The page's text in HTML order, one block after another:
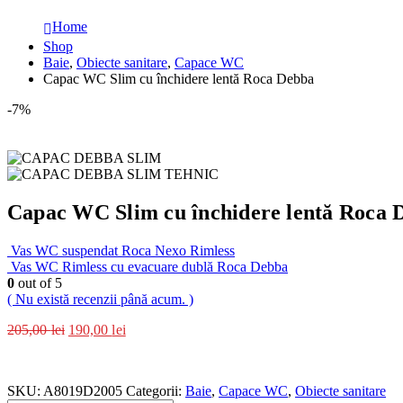
Home
Shop
Baie, Obiecte sanitare, Capace WC
Capac WC Slim cu închidere lentă Roca Debba
-7%
Capac WC Slim cu închidere lentă Roca
Vas WC suspendat Roca Nexo Rimless
Vas WC Rimless cu evacuare dublă Roca Debba
0 out of 5
( Nu există recenzii până acum. )
205,00lei 190,00lei
SKU: A8019D2005 Categorii: Baie, Capace WC, Obiecte sanitare